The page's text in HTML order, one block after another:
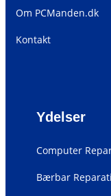
Om PCManden.dk
Kontakt
Ydelser
Computer
Bærbar